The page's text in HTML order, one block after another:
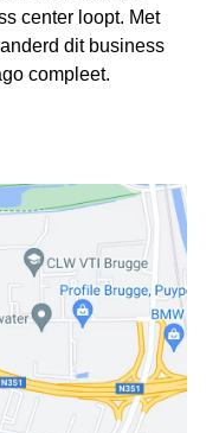
center loopt. Met
dit business
compleet.